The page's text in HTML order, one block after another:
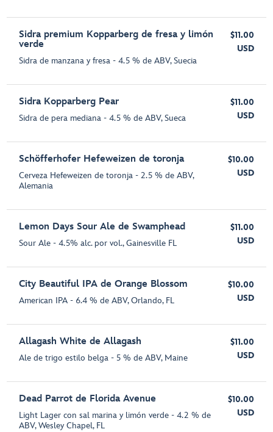
Sidra premium Kopparberg de fresa y limón
verde
Sidra de manzana y fresa - 4.5 % de ABV, Suecia
$11.00
USD
Sidra Kopparberg Pear
Sidra de pera mediana - 4.5 % de ABV, Sueca
$11.00
USD
Schöfferhofer Hefeweizen de toronja
Cerveza Hefeweizen de toronja - 2.5 % de ABV,
Alemania
$10.00
USD
Lemon Days Sour Ale de Swamphead
Sour Ale - 4.5% alc. por vol., Gainesville FL
$11.00
USD
City Beautiful IPA de Orange Blossom
American IPA - 6.4 % de ABV, Orlando, FL
$10.00
USD
Allagash White de Allagash
Ale de trigo estilo belga - 5 % de ABV, Maine
$11.00
USD
Dead Parrot de Florida Avenue
Light Lager con sal marina y limón verde - 4.2 % de
ABV, Wesley Chapel, FL
$10.00
USD